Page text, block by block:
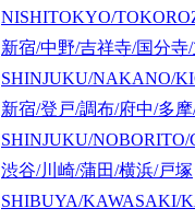
NISHITOKYO/
新宿/中野/吉祥寺/国分寺/
SHINJUKU/NAKANO/
新宿/登戸/調布/府中/多
SHINJUKU/
渋谷/川崎/蒲田/横浜/戸塚
SHIBUYA/KAWASAKI/